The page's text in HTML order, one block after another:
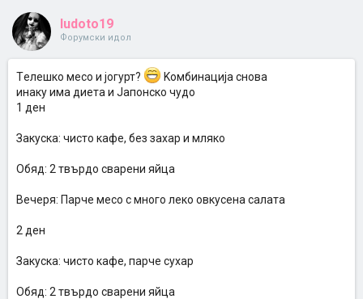
ludoto19
Форумски идол
Tелешко месо и јогурт?
Kомбинација снова
инаку има диета и Jапонско чудо
1 ден
Закуска: чисто кафе, без захар и мляко
Обяд: 2 твърдо сварени яйца
Вечеря: Парче месо с много леко овкусена салата
2 ден
Закуска: чисто кафе, парче сухар
Обяд: 2 твърдо сварени яйца